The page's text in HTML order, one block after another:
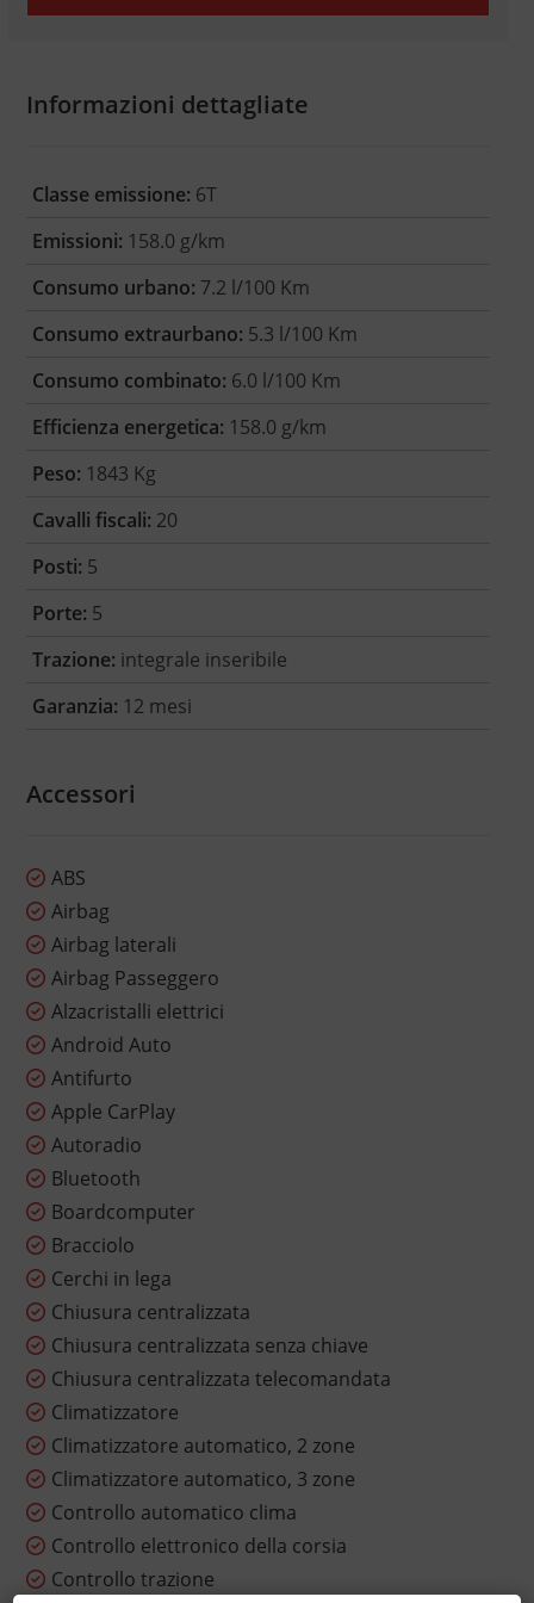
Informazioni dettagliate
Classe emissione: 6T
Emissioni: 158.0 g/km
Consumo urbano: 7.2 l/100 Km
Consumo extraurbano: 5.3 l/100 Km
Consumo combinato: 6.0 l/100 Km
Efficienza energetica: 158.0 g/km
Peso: 1843 Kg
Cavalli fiscali: 20
Posti: 5
Porte: 5
Trazione: integrale inseribile
Garanzia: 12 mesi
Accessori
ABS
Airbag
Airbag laterali
Airbag Passeggero
Alzacristalli elettrici
Android Auto
Antifurto
Apple CarPlay
Autoradio
Bluetooth
Boardcomputer
Bracciolo
Cerchi in lega
Chiusura centralizzata
Chiusura centralizzata senza chiave
Chiusura centralizzata telecomandata
Climatizzatore
Climatizzatore automatico, 2 zone
Climatizzatore automatico, 3 zone
Controllo automatico clima
Controllo elettronico della corsia
Controllo trazione